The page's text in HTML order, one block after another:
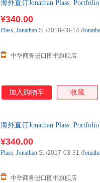
海外直订Jonathan Plass:
¥340.00
中华商务进口图书旗舰店
Plass, Jonathan S. /2018-08-14 /
加入购物车 收藏
海外直订Jonathan Plass:
¥340.00
中华商务进口图书旗舰店
Plass, Jonathan S. /2017-03-31 /